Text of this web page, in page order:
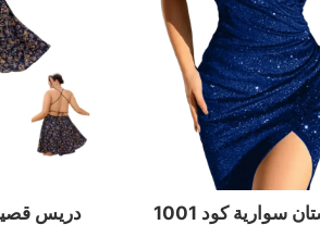
سوارية كود 1001
دريس